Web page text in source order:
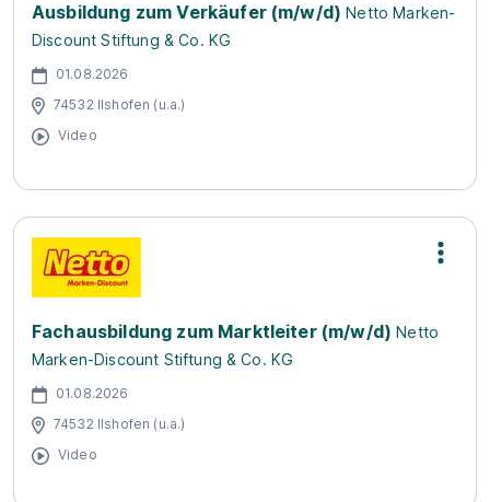
Ausbildung zum Verkäufer (m/w/d) Netto Marken-
Discount Stiftung & Co. KG
01.08.2026
74532 Ilshofen (u.a.)
Video
Fachausbildung zum Marktleiter (m/w/d) Netto
Marken-Discount Stiftung & Co. KG
01.08.2026
74532 Ilshofen (u.a.)
Video